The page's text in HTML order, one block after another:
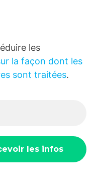
les
la façon dont les
sont traitées.